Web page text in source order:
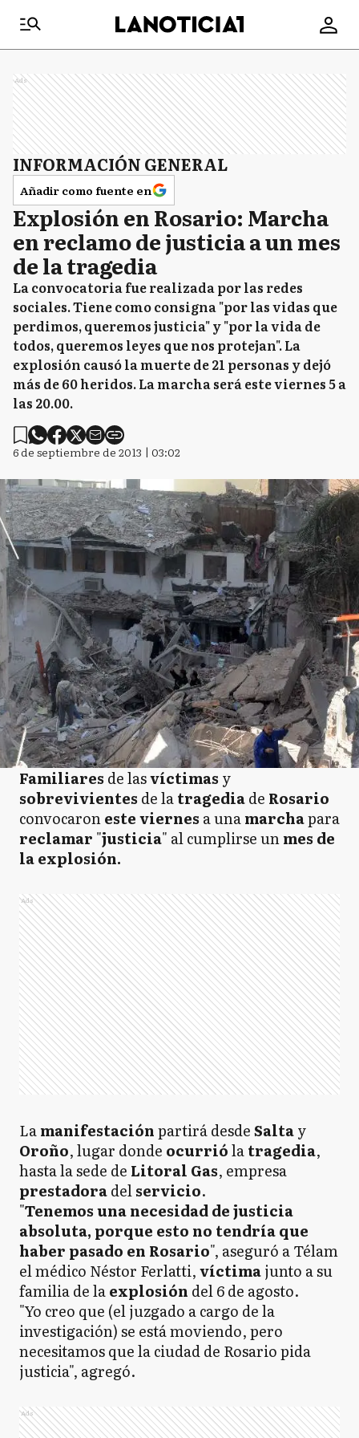
Ads
INFORMACIÓN GENERAL
Añadir como fuente en
Explosión en Rosario: Marcha
en reclamo de justicia a un mes
de la tragedia
La convocatoria fue realizada por las redes
sociales. Tiene como consigna "por las vidas que
perdimos, queremos justicia" y "por la vida de
todos, queremos leyes que nos protejan". La
explosión causó la muerte de 21 personas y dejó
más de 60 heridos. La marcha será este viernes 5 a
las 20.00.
6 de septiembre de 2013 | 03:02
Familiares de lasvíctimas y
sobrevivientes de latragediade Rosario
convocaroneste viernes a unamarchapara
reclamar "justicia" al cumplirse unmes de
la explosión.
Ads
Lamanifestaciónpartirá desdeSaltay
Oroño, lugar donde ocurriólatragedia,
hasta la sede de Litoral Gas, empresa
prestadoradelservicio.
"Tenemos una necesidad de justicia
absoluta, porque esto no tendría que
haber pasado en Rosario", aseguró a Télam
el médico Néstor Ferlatti,víctimajunto a su
familia de laexplosión del 6 de agosto.
"Yo creo que (el juzgado a cargo de la
investigación) se está moviendo, pero
necesitamos que la ciudad de Rosario pida
justicia", agregó.
Ads